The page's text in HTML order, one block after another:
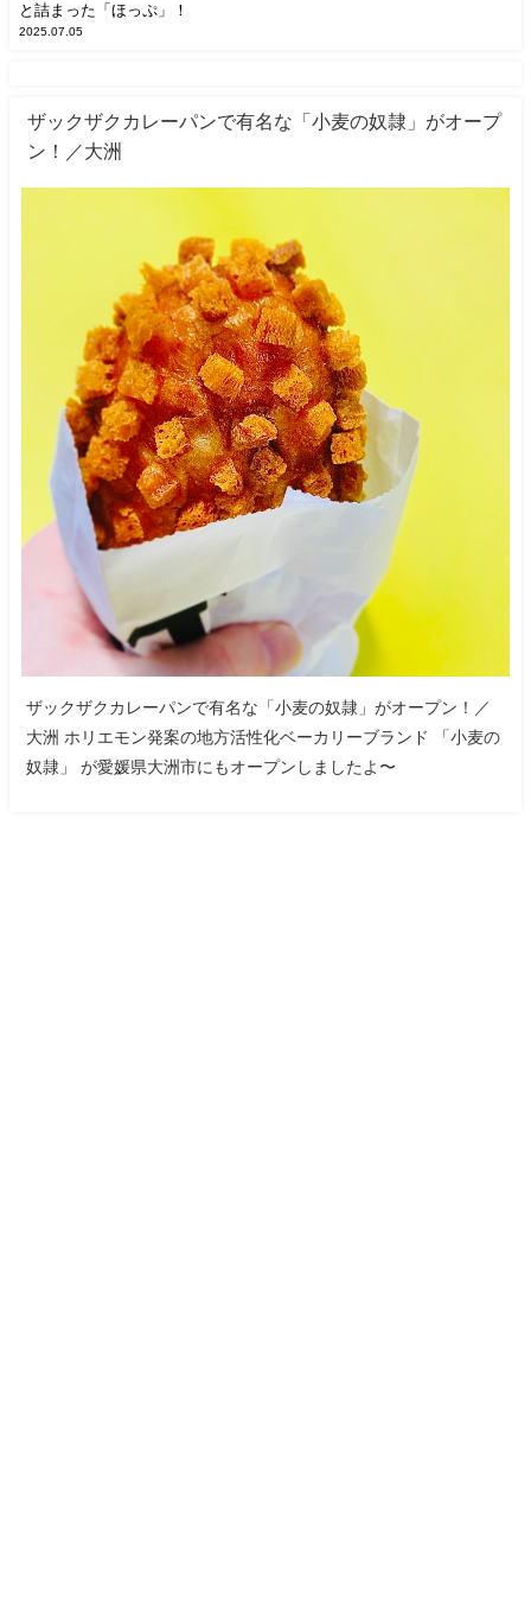
と詰まった「ほっぷ」！
2025.07.05
ザックザクカレーパンで有名な「小麦の奴隷」がオープ
ン！／大洲
ザックザクカレーパンで有名な「小麦の奴隷」がオープン！／
大洲 ホリエモン発案の地方活性化ベーカリーブランド 「小麦の
奴隷」 が愛媛県大洲市にもオープンしましたよ〜